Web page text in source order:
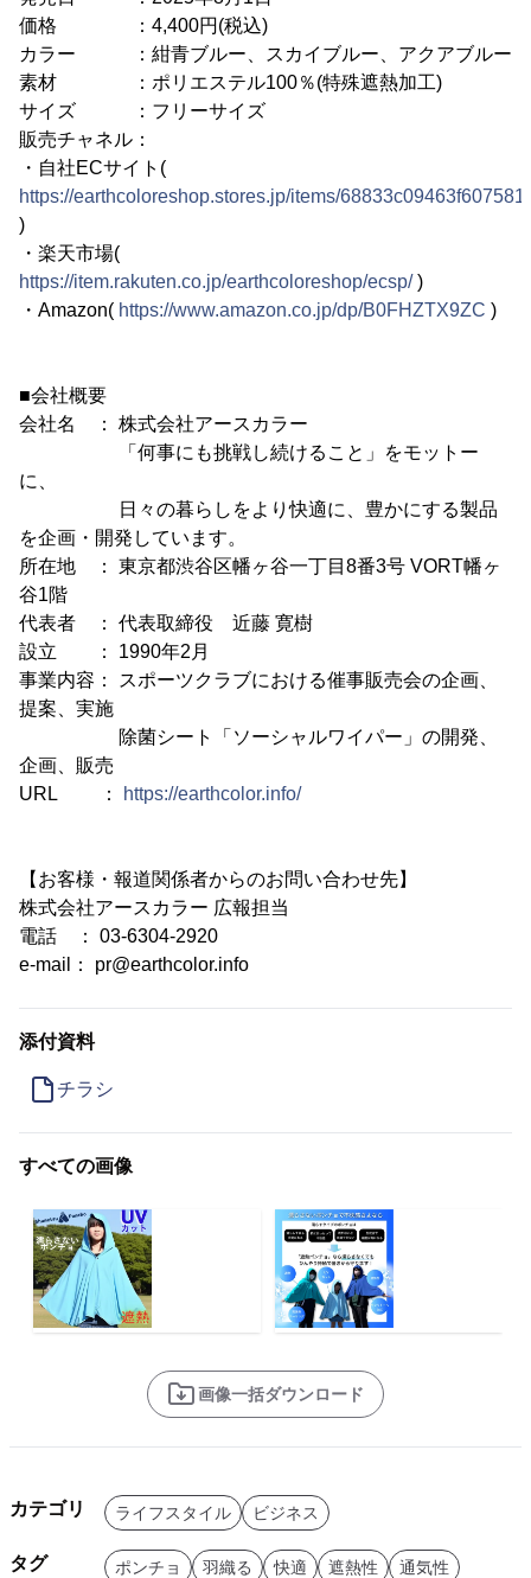
価格 ：4,400円(税込)
カラー ：紺青ブルー、スカイブルー、アクアブルー
素材 ：ポリエステル100％(特殊遮熱加工)
サイズ ：フリーサイズ
販売チャネル：
・自社ECサイト(
https://earthcoloreshop.stores.jp/items/
)
・楽天市場(
https://item.rakuten.co.jp/earthcoloreshop/ecsp/)
・Amazon( https://www.amazon.co.jp/dp/B0FHZTX9ZC )
■会社概要
会社名 ： 株式会社アースカラー
「何事にも挑戦し続けること」をモットー
に、
日々の暮らしをより快適に、豊かにする製品
を企画・開発しています。
所在地 ： 東京都渋谷区幡ヶ谷一丁目8番3号 VORT幡ヶ
谷1階
代表者 ： 代表取締役 近藤 寛樹
設立 ： 1990年2月
事業内容： スポーツクラブにおける催事販売会の企画、
提案、実施
除菌シート「ソーシャルワイパー」の開発、
企画、販売
URL ：
https://earthcolor.info/
【お客様・報道関係者からのお問い合わせ先】
株式会社アースカラー 広報担当
電話 ： 03-6304-2920
e-mail： pr@earthcolor.info
添付資料
チラシ
すべての画像
画像一括ダウンロード
カテゴリ ライフスタイル ビジネス
タグ ポンチョ 羽織る 快適 遮熱性
通気性